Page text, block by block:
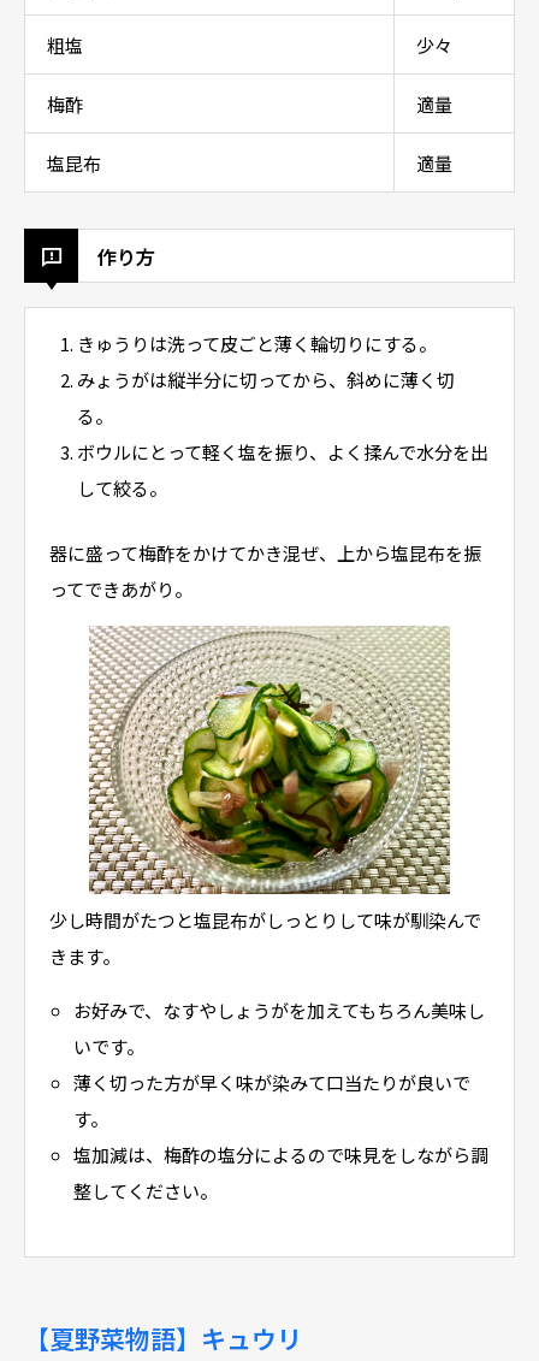
粗塩 少々
梅酢 適量
塩昆布 適量
作り方
きゅうりは洗って皮ごと薄く輪切りにする。
みょうがは縦半分に切ってから、斜めに薄く切
る。
ボウルにとって軽く塩を振り、よく揉んで水分を出
して絞る。
器に盛って梅酢をかけてかき混ぜ、上から塩昆布を振
ってできあがり。
少し時間がたつと塩昆布がしっとりして味が馴染んで
きます。
お好みで、なすやしょうがを加えてもちろん美味し
いです。
薄く切った方が早く味が染みて口当たりが良いで
す。
塩加減は、梅酢の塩分によるので味見をしながら調
整してください。
【夏野菜物語】キュウリ